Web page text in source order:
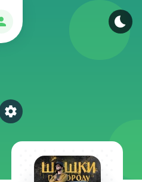
Авторизация
Выбрать категорию